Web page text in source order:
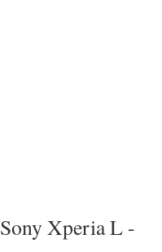
Sony Xperia L -